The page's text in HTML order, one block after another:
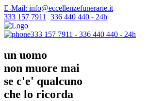
E-Mail: info@eccellenzefunerarie.it
333 157 7911
336 440 440 - 24h
333 157 7911 - 336 440 440 - 24h
un uomo
non muore mai
se c'e' qualcuno
che lo ricorda